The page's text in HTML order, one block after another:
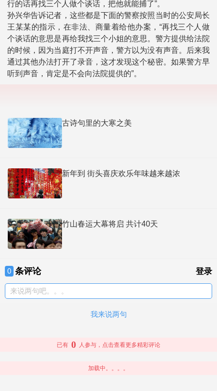
行的话再找三个人做个谈话，把他就能捕了”。
孙兴华告诉记者，这些都是下面的警察按照当时的公安局长
王某某的指示，在非法、商量着给他办案，“再找三个人做
个谈话的意思是再给我找三个小姐的意思。警方提供给法院
的时候，因为当庭打不开声音，警方以为没有声音。后来我
通过其他办法打开了录音，这才发现这个秘密。如果警方早
听到声音，肯定是不会向法院提供的”。
古诗句里的大寒之美
新年到 街头喜庆欢乐年味越来越浓
竹山春运大幕将启 共计40天
0 条评论 登录
来说两句吧。。。
我来说两句
已有 0 人参与，点击查看更多精彩评论
加载中。。。。